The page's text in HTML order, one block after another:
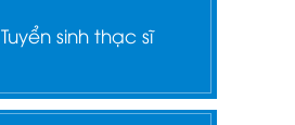
Tuyển sinh thạc sĩ